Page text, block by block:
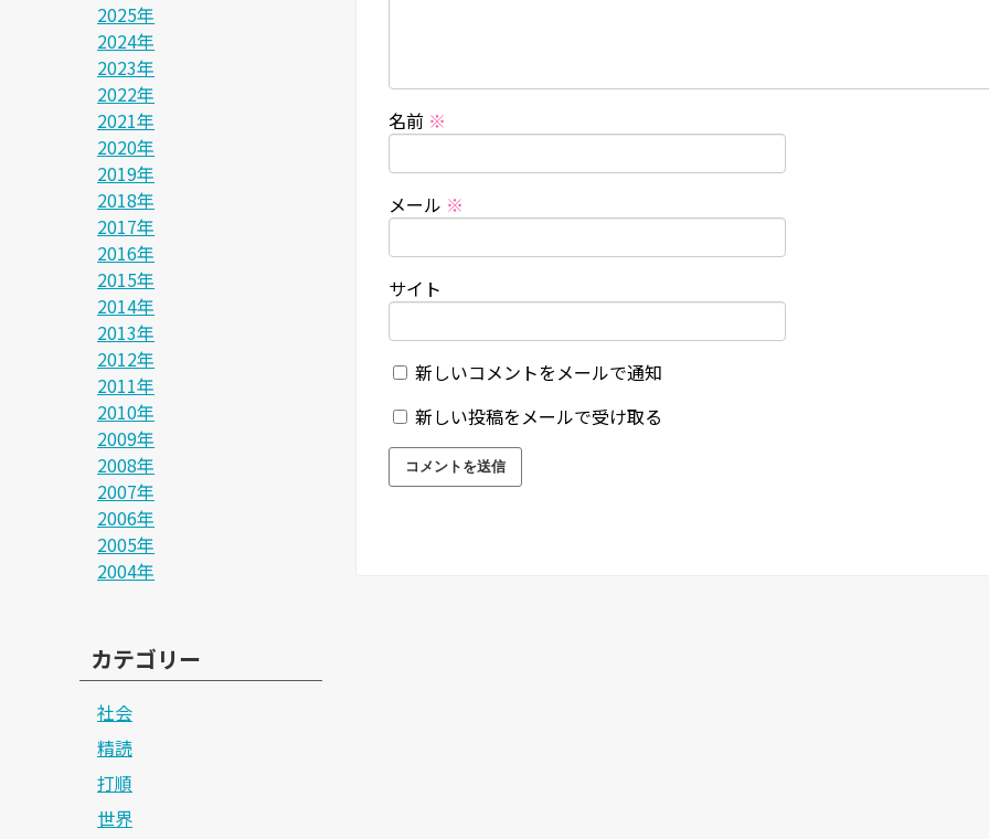
名前 ※
メール ※
サイト
新しいコメントをメールで通知
新しい投稿をメールで受け取る
2025年
2024年
2023年
2022年
2021年
2020年
2019年
2018年
2017年
2016年
2015年
2014年
2013年
2012年
2011年
2010年
2009年
2008年
2007年
2006年
2005年
2004年
カテゴリー
社会
精読
打順
世界